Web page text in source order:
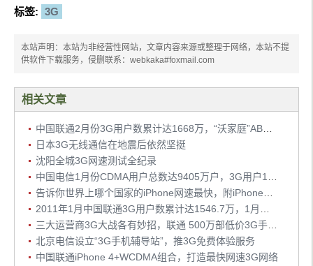
标签: 3G
本站声明：本站为非经营性网站，文章内容来源或整理于网络，本站不提
供软件下载服务，侵删联系：webkaka#foxmail.com
相关文章
日本3G无线通信在地震后依然坚挺
沈阳全城3G网速测试全纪录
北京电信设立“3G手机辅导站”，推3G免费体验服务
中国联通iPhone 4+WCDMA组合，打造最快网速3G网络